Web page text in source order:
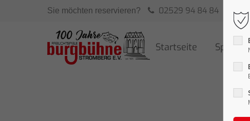
Sie möchten reservieren? 02529 94 84 84
Startseite